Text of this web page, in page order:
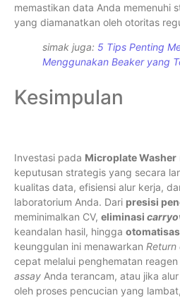
memastikan data Anda memenuhi
yang diamanatkan oleh otoritas
simak juga: 5 Tips Penting
Menggunakan Beaker yang
Kesimpulan
Investasi pada Microplate Washer
keputusan strategis yang secara
kualitas data, efisiensi alur kerja,
laboratorium Anda. Dari presisi
meminimalkan CV, eliminasi
keandalan hasil, hingga
keunggulan ini menawarkan
cepat melalui penghematan
assay Anda terancam, atau jika
oleh proses pencucian yang